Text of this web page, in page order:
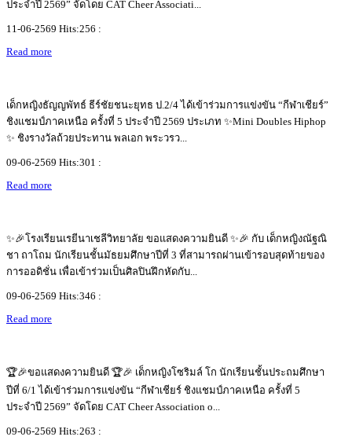
ประจำปี 2569” จัดโดย CAT Cheer Associati...
11-06-2569 Hits:256 :
Read more
เด็กหญิงธัญญพัทธ์ ธีร์ชัยชนะยุทธ ป.2/4 ได้เข้าร่วมการแข่งขัน “กีฬาเชียร์”
ชิงแชมป์ภาคเหนือ ครั้งที่ 5 ประจำปี 2569 ประเภท ✨Mini Doubles Hiphop
✨️ ชิงรางวัลถ้วยประทาน พลเอก พระวรว...
09-06-2569 Hits:301 :
Read more
✨🎉โรงเรียนเรยีนาเชลีวิทยาลัย ขอแสดงความยินดี ✨🎉 กับ เด็กหญิงณัฐณิ
ชา ถาโถม นักเรียนชั้นมัธยมศึกษาปีที่ 3 ที่สามารถผ่านเข้ารอบสุดท้ายของ
การออดิชั่น เพื่อเข้าร่วมเป็นศิลปินฝึกหัดกับ...
09-06-2569 Hits:346 :
Read more
🏆🎉ขอแสดงความยินดี 🏆🎉 เด็กหญิงโซริมล์ โก นักเรียนชั้นประถมศึกษา
ปีที่ 6/1 ได้เข้าร่วมการแข่งขัน “กีฬาเชียร์ ชิงแชมป์ภาคเหนือ ครั้งที่ 5
ประจำปี 2569” จัดโดย CAT Cheer Association o...
09-06-2569 Hits:263 :